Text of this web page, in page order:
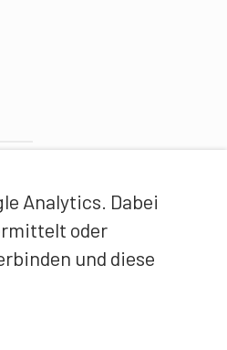
Analytics. Dabei
oder
und diese